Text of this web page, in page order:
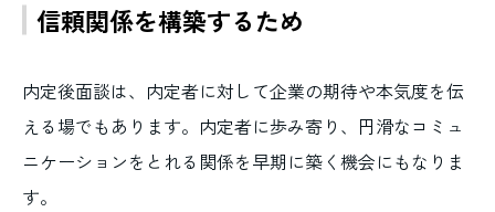
信頼関係を構築するため
内定後面談は、内定者に対して企業の期待や本気度を伝
える場でもあります。内定者に歩み寄り、円滑なコミュ
ニケーションをとれる関係を早期に築く機会にもなりま
す。